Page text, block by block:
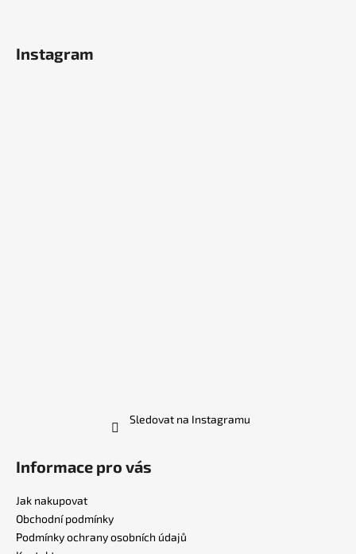
Instagram
Sledovat na Instagramu
Informace pro vás
Jak nakupovat
Obchodní podmínky
Podmínky ochrany osobních údajů